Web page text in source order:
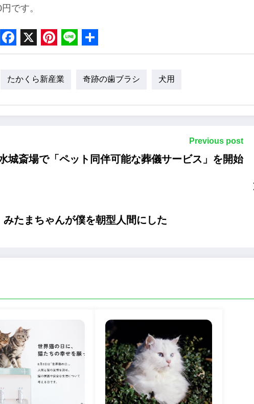
です。
Facebook
X Pinterest
LineShare
たかくら新産業 奇跡の歯ブラシ 犬用
Previous post
城斎場で「ペット同伴可能な葬儀サービス」を開始
たまちゃんが僕を朝型人間にした